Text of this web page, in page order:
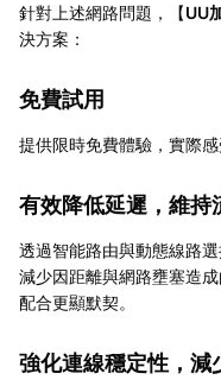
針對上述網路問題，【UU
決方案：
免費試用
提供限時免費體驗，實際
有效降低延遲，維持
透過智能路由與動態線路
減少因距離與網路壅塞造
配合更顯默契。
強化連線穩定性，減